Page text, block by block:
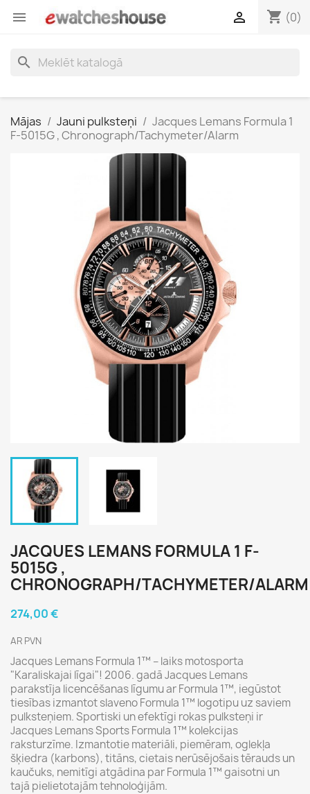
 shopping_cart (0)

search
Mājas Jauni pulksteņi
Jacques Lemans Formula 1
F-5015G , Chronograph/Tachymeter/Alarm
JACQUES LEMANS FORMULA 1 F-
5015G ,
CHRONOGRAPH/TACHYMETER/ALARM
274,00 €
AR PVN
Jacques Lemans Formula 1™ – laiks motosporta
"Karaliskajai līgai"! 2006. gadā Jacques Lemans
parakstīja licencēšanas līgumu ar Formula 1™, iegūstot
tiesības izmantot slaveno Formula 1™ logotipu uz saviem
pulksteņiem. Sportiski un efektīgi rokas pulksteņi ir
Jacques Lemans Sports Formula 1™ kolekcijas
raksturzīme. Izmantotie materiāli, piemēram, oglekļa
šķiedra (karbons), titāns, cietais nerūsējošais tērauds un
kaučuks, nemitīgi atgādina par Formula 1™ gaisotni un
tajā pielietotajām tehnoloģijām.